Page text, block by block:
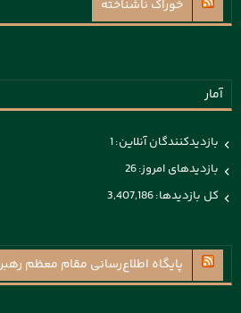
خوراک ناشناخته
آمار
بازدیدکنندگان آنلاین:1
بازدیدهای امروز:26
کل بازدیدها:3,407,186
پايگاه اطلاع‌رسانی مقام معظم